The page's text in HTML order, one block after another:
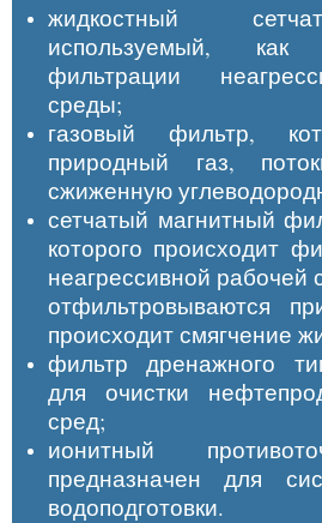
жидкостный
используемый,
фильтрации
среды;
газовый фильтр,
природный газ,
сжиженную
сетчатый магнитный
которого происходит
неагрессивной рабочей
отфильтровываются
происходит смягчение
фильтр дренажного
для очистки
сред;
ионитный
предназначен для
водоподготовки.